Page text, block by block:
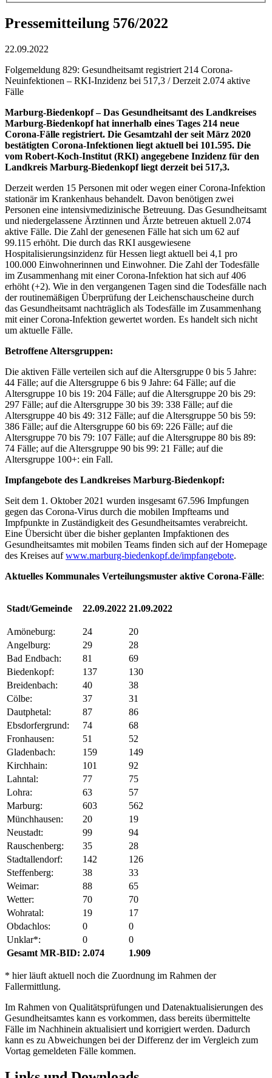
Pressemitteilung 576/2022
22.09.2022
Folgemeldung 829: Gesundheitsamt registriert 214 Corona-
Neuinfektionen – RKI-Inzidenz bei 517,3 / Derzeit 2.074 aktive
Fälle
Marburg-Biedenkopf – Das Gesundheitsamt des Landkreises
Marburg-Biedenkopf hat innerhalb eines Tages 214 neue
Corona-Fälle registriert. Die Gesamtzahl der seit März 2020
bestätigten Corona-Infektionen liegt aktuell bei 101.595. Die
vom Robert-Koch-Institut (RKI) angegebene Inzidenz für den
Landkreis Marburg-Biedenkopf liegt derzeit bei 517,3.
Derzeit werden 15 Personen mit oder wegen einer Corona-Infektion
stationär im Krankenhaus behandelt. Davon benötigen zwei
Personen eine intensivmedizinische Betreuung. Das Gesundheitsamt
und niedergelassene Ärztinnen und Ärzte betreuen aktuell 2.074
aktive Fälle. Die Zahl der genesenen Fälle hat sich um 62 auf
99.115 erhöht. Die durch das RKI ausgewiesene
Hospitalisierungsinzidenz für Hessen liegt aktuell bei 4,1 pro
100.000 Einwohnerinnen und Einwohner. Die Zahl der Todesfälle
im Zusammenhang mit einer Corona-Infektion hat sich auf 406
erhöht (+2). Wie in den vergangenen Tagen sind die Todesfälle nach
der routinemäßigen Überprüfung der Leichenschauscheine durch
das Gesundheitsamt nachträglich als Todesfälle im Zusammenhang
mit einer Corona-Infektion gewertet worden. Es handelt sich nicht
um aktuelle Fälle.
Betroffene Altersgruppen:
Die aktiven Fälle verteilen sich auf die Altersgruppe 0 bis 5 Jahre:
44 Fälle; auf die Altersgruppe 6 bis 9 Jahre: 64 Fälle; auf die
Altersgruppe 10 bis 19: 204 Fälle; auf die Altersgruppe 20 bis 29:
297 Fälle; auf die Altersgruppe 30 bis 39: 338 Fälle; auf die
Altersgruppe 40 bis 49: 312 Fälle; auf die Altersgruppe 50 bis 59:
386 Fälle; auf die Altersgruppe 60 bis 69: 226 Fälle; auf die
Altersgruppe 70 bis 79: 107 Fälle; auf die Altersgruppe 80 bis 89:
74 Fälle; auf die Altersgruppe 90 bis 99: 21 Fälle; auf die
Altersgruppe 100+: ein Fall.
Impfangebote des Landkreises Marburg-Biedenkopf:
Seit dem 1. Oktober 2021 wurden insgesamt 67.596 Impfungen
gegen das Corona-Virus durch die mobilen Impfteams und
Impfpunkte in Zuständigkeit des Gesundheitsamtes verabreicht.
Eine Übersicht über die bisher geplanten Impfaktionen des
Gesundheitsamtes mit mobilen Teams finden sich auf der Homepage
des Kreises aufwww.marburg-biedenkopf.de/impfangebote.
Aktuelles Kommunales Verteilungsmuster aktive Corona-Fälle:
Stadt/Gemeinde 22.09.2022 21.09.2022
Amöneburg: 24
20
Angelburg:
29
28
Bad Endbach:
81
69
Biedenkopf:
137
130
Breidenbach:
40
38
Cölbe:
37
31
Dautphetal:
87
86
Ebsdorfergrund:
74
68
Fronhausen:
51
52
Gladenbach:
159
149
Kirchhain:
101
92
Lahntal:
77
75
Lohra:
63
57
Marburg:
603
562
Münchhausen:
20
19
Neustadt:
99
94
Rauschenberg:
35
28
Stadtallendorf:
142
126
Steffenberg:
38
33
Weimar:
88
65
Wetter:
70
70
Wohratal:
19
17
Obdachlos:
0
0
Unklar*:
0
0
Gesamt MR-BID: 2.074 1.909
* hier läuft aktuell noch die Zuordnung im Rahmen der
Fallermittlung.
Im Rahmen von Qualitätsprüfungen und Datenaktualisierungen des
Gesundheitsamtes kann es vorkommen, dass bereits übermittelte
Fälle im Nachhinein aktualisiert und korrigiert werden. Dadurch
kann es zu Abweichungen bei der Differenz der im Vergleich zum
Vortag gemeldeten Fälle kommen.